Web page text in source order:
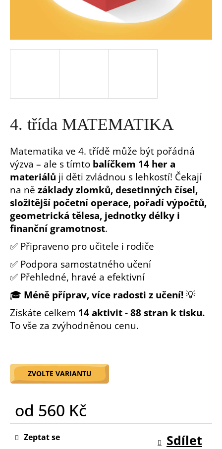
4. třída MATEMATIKA
Matematika ve 4. třídě může být pořádná
výzva – ale s tímto balíčkem 14 her a
materiálů ji děti zvládnou s lehkostí! Čekají
na ně základy zlomků, desetinných čísel,
složitější početní operace, pořadí výpočtů,
geometrická tělesa, jednotky délky i
finanční gramotnost.
✅ Připraveno pro učitele i rodiče
✅ Podpora samostatného učení
✅ Přehledné, hravé a efektivní
🎓 Méně příprav, více radosti z učení!💡
Získáte celkem 14 aktivit - 88 stran k tisku.
To vše za zvýhodněnou cenu.
ZVOLTE VARIANTU
od 560 Kč
Měrná
cena:Zeptat se Sdílet
í
t
HLEDAT
D
o
p
o
u
č
u
j
e
m
e